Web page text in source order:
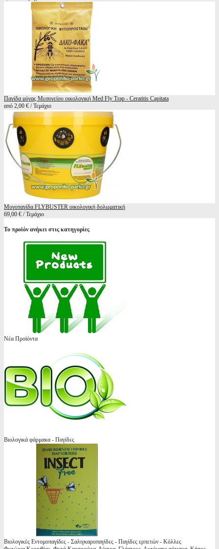
Παγίδα μύγας Μεσογείου οικολογική Med Fly Trap - Ceratitis Capitata
από 2,00 € / Τεμάχιο
Μυγοπαγίδα FLYBUSTER οικολογική δολωματική
69,00 € / Τεμάχιο
Το προϊόν ανήκει στις κατηγορίες
Νέα Προϊόντα
Βιολογικά φάρμακα - Παγίδες
Βιολογικές Εντομοπαγίδες - Σαλιγκαροπαγίδες - Παγίδες ερπετών - Κόλλες